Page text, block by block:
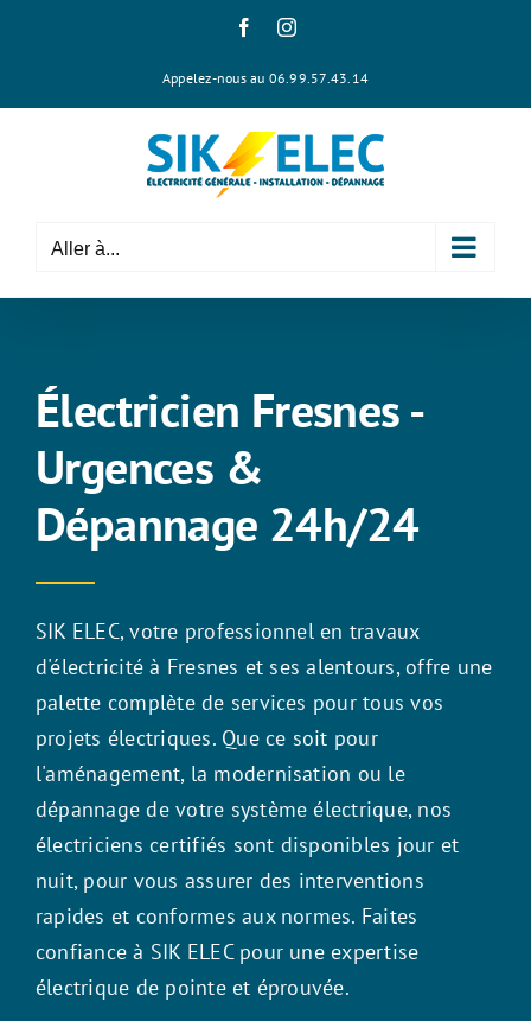
FacebookInstagram
Appelez-nous au 06.99.57.43.14
Aller à...
Électricien Fresnes -
Urgences &
Dépannage 24h/24
SIK ELEC, votre professionnel en travaux
d'électricité à Fresnes et ses alentours, offre une
palette complète de services pour tous vos
projets électriques. Que ce soit pour
l'aménagement, la modernisation ou le
dépannage de votre système électrique, nos
électriciens certifiés sont disponibles jour et
nuit, pour vous assurer des interventions
rapides et conformes aux normes. Faites
confiance à SIK ELEC pour une expertise
électrique de pointe et éprouvée.